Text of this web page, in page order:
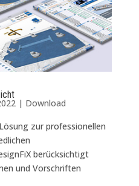
| Download
zur professionellen
berücksichtigt
und Vorschriften